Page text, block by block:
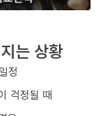
는 상황
정
걱정될 때